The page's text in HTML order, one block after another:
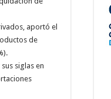
aportó el
de
siglas en